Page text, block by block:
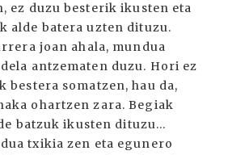
ez duzu besterik ikusten eta
alde batera uzten dituzu.
joan ahala, mundua
antzematen duzu. Hori ez
bestera somatzen, hau da,
ohartzen zara. Begiak
batzuk ikusten dituzu...
txikia zen eta egunero